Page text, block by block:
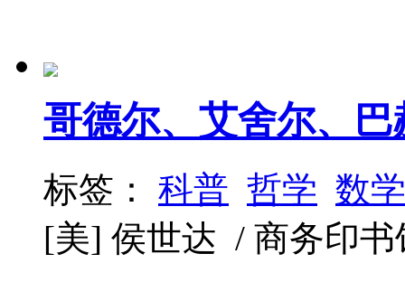
哥德尔、艾舍尔、巴
标签： 科普 哲学 数学
[美] 侯世达 / 商务印